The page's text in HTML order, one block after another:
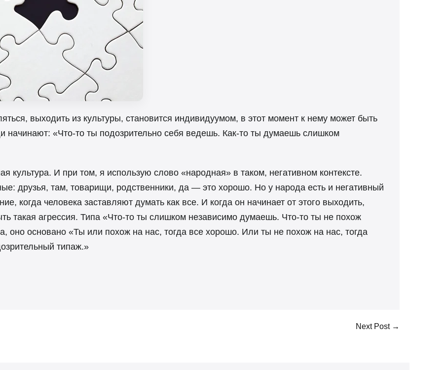
выходить из культуры, становится индивидуумом, в этот момент к нему может быть
начинают: «Что-то ты подозрительно себя ведешь. Как-то ты думаешь слишком
культура. И при том, я использую слово «народная» в таком, негативном контексте.
друзья, там, товарищи, родственники, да — это хорошо. Но у народа есть и негативный
когда человека заставляют думать как все. И когда он начинает от этого выходить,
такая агрессия. Типа «Что-то ты слишком независимо думаешь. Что-то ты не похож
основано «Ты или похож на нас, тогда все хорошо. Или ты не похож на нас, тогда
типаж.»
Next Post →